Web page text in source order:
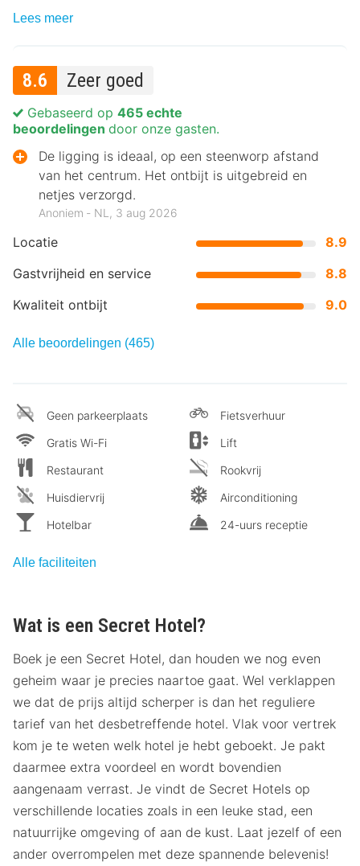
Lees meer
8.6 Zeer goed
Locatie
8.9
Gastvrijheid en service
8.8
Kwaliteit ontbijt
9.0
Gebaseerd op 465 echte
beoordelingen door onze gasten.
De ligging is ideaal, op een steenworp afstand
van het centrum. Het ontbijt is uitgebreid en
netjes verzorgd.
Anoniem ‐ NL, 3 aug 2026
Alle beoordelingen (465)
Geen parkeerplaats
Gratis Wi-Fi
Restaurant
Huisdiervrij
Hotelbar
Fietsverhuur
Lift
Rookvrij
Airconditioning
24-uurs receptie
Alle faciliteiten
Wat is een Secret Hotel?
Boek je een Secret Hotel, dan houden we nog even
geheim waar je precies naartoe gaat. Wel verklappen
we dat de prijs altijd scherper is dan het reguliere
tarief van het desbetreffende hotel. Vlak voor vertrek
kom je te weten welk hotel je hebt geboekt. Je pakt
daarmee extra voordeel en wordt bovendien
aangenaam verrast. Je vindt de Secret Hotels op
verschillende locaties zoals in een leuke stad, een
natuurrijke omgeving of aan de kust. Laat jezelf of een
ander overrompelen met deze spannende belevenis!